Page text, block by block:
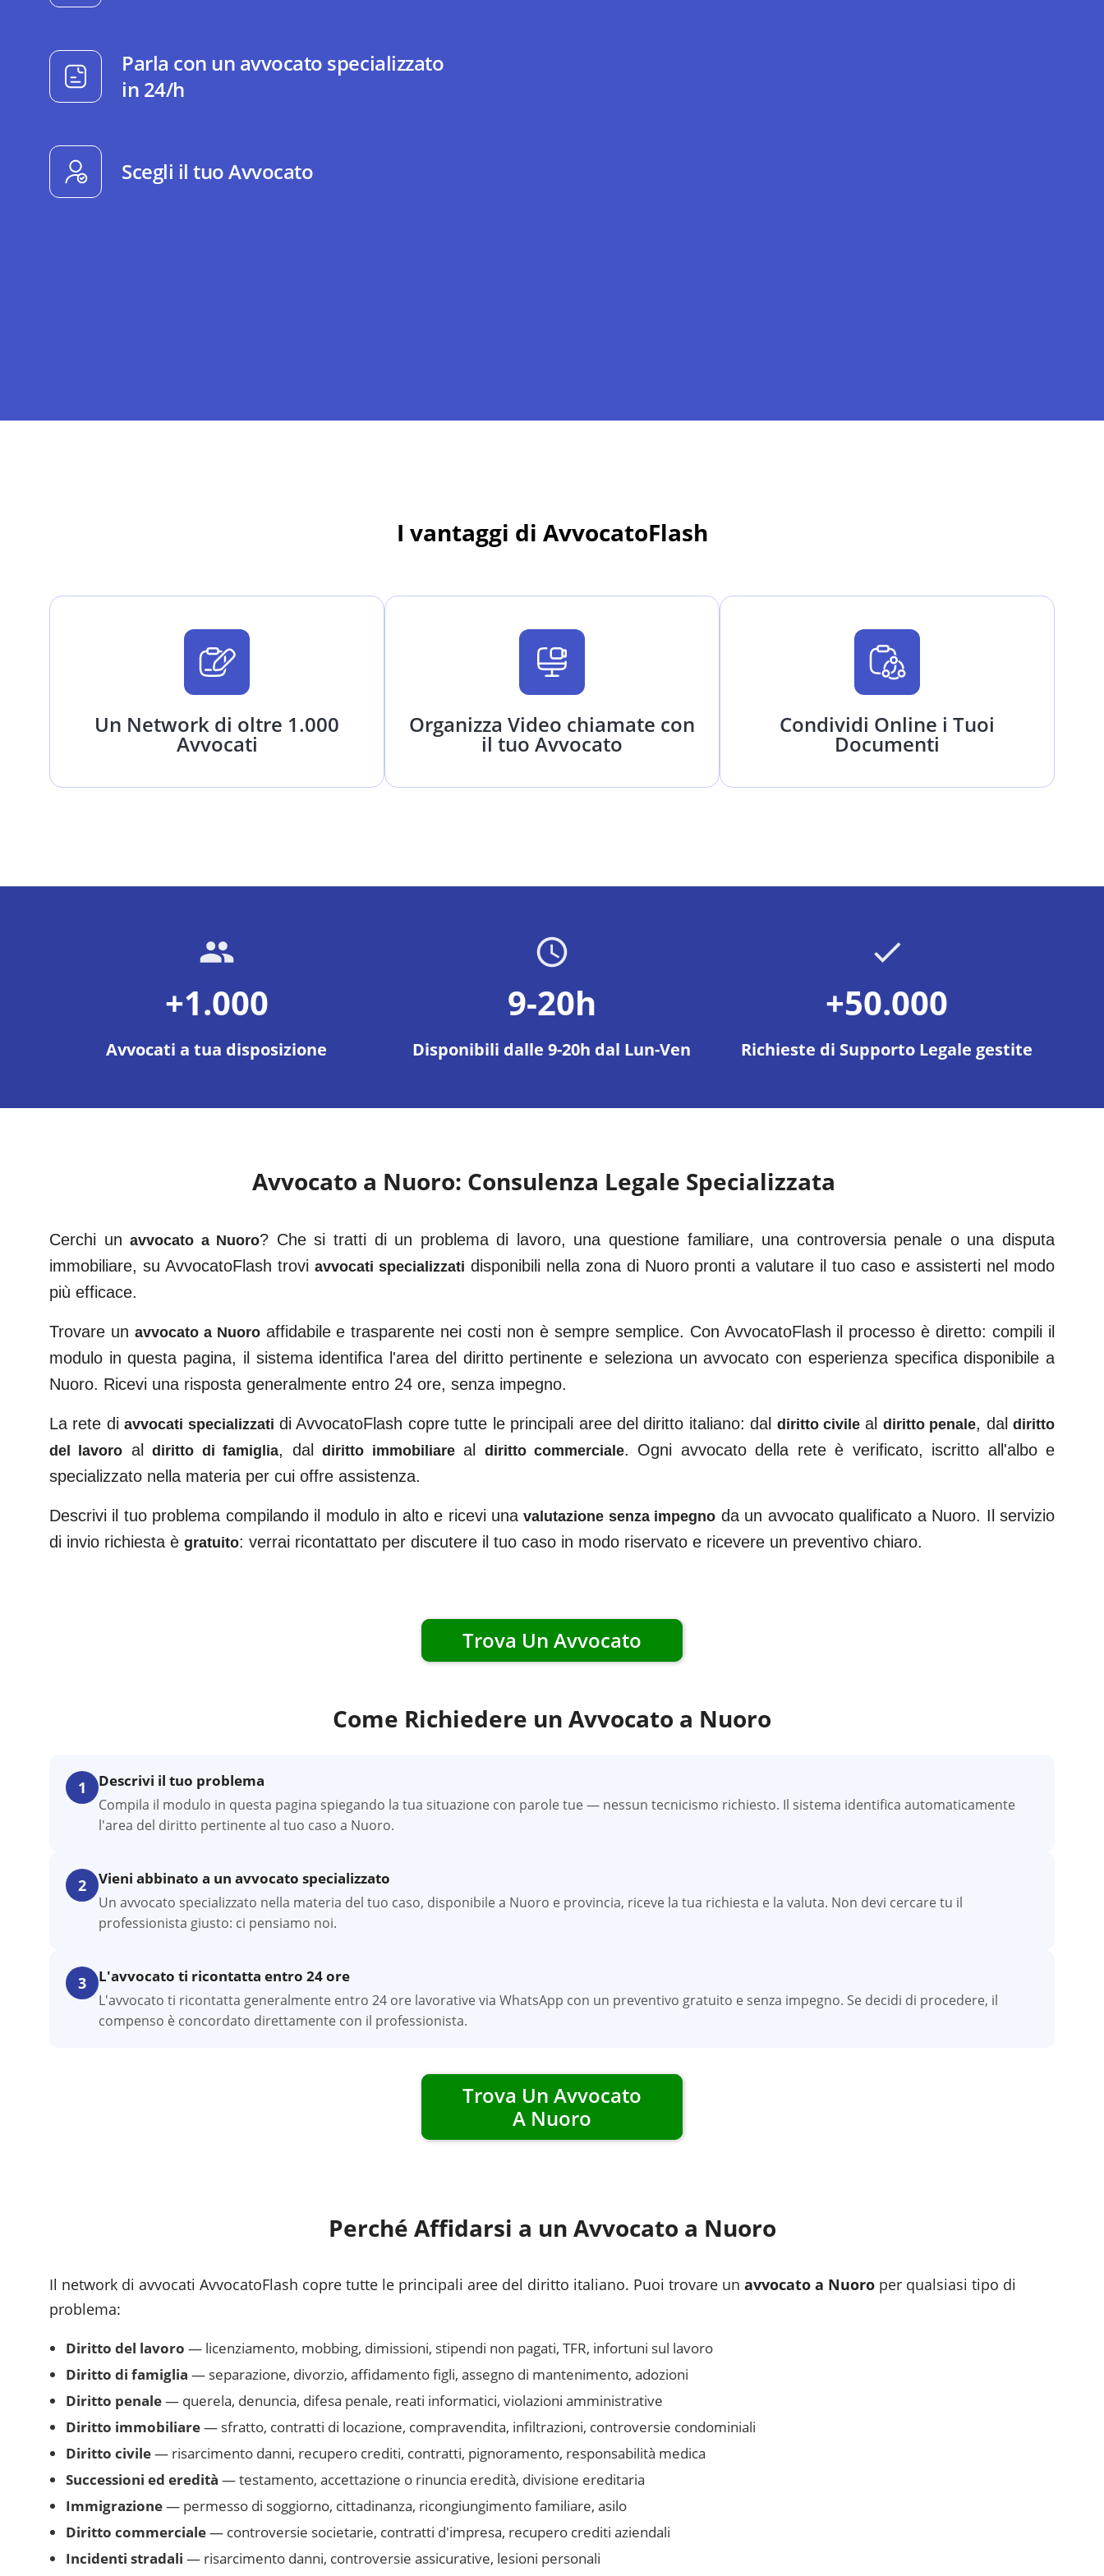
Parla con un avvocato specializzato
in 24/h
Scegli il tuo Avvocato
I vantaggi di AvvocatoFlash
Un Network di oltre 1.000
Avvocati
Organizza Video chiamate con
il tuo Avvocato
Condividi Online i Tuoi
Documenti
+1.000
Avvocati a tua disposizione
9-20h
Disponibili dalle 9-20h dal Lun-Ven
+50.000
Richieste di Supporto Legale gestite
Avvocato a Nuoro: Consulenza Legale Specializzata
Cerchi unavvocato a Nuoro? Che si tratti di un problema di lavoro, una questione familiare, una controversia penale o una disputa
immobiliare, su AvvocatoFlash trovi avvocati specializzati disponibili nella zona di Nuoropronti a valutare il tuo caso e assisterti nel modo
più efficace.
Trovare un avvocato a Nuoro affidabile e trasparente nei costi non è sempre semplice. Con AvvocatoFlash il processo è diretto: compili il
modulo in questa pagina, il sistema identifica l'area del diritto pertinente e seleziona un avvocato con esperienza specifica disponibile a
Nuoro. Ricevi una risposta generalmente entro 24 ore, senza impegno.
La rete diavvocati specializzati di AvvocatoFlash copre tutte le principali aree del diritto italiano: dal diritto civile al diritto penale, dal diritto
del lavoro al diritto di famiglia, dal diritto immobiliareal diritto commerciale. Ogni avvocato della rete è verificato, iscritto all'albo e
specializzato nella materia per cui offre assistenza.
Descrivi il tuo problema compilando il modulo in alto e ricevi unavalutazione senza impegno da un avvocato qualificato a Nuoro. Il servizio
di invio richiesta è gratuito: verrai ricontattato per discutere il tuo caso in modo riservato e ricevere un preventivo chiaro.
Trova Un Avvocato
Come Richiedere un Avvocato a Nuoro
1 Descrivi il tuo problema
Compila il modulo in questa pagina spiegando la tua situazione con parole tue — nessun tecnicismo richiesto. Il sistema identifica automaticamente
l'area del diritto pertinente al tuo caso a Nuoro.
2 Vieni abbinato a un avvocato specializzato
Un avvocato specializzato nella materia del tuo caso, disponibile a Nuoro e provincia, riceve la tua richiesta e la valuta. Non devi cercare tu il
professionista giusto: ci pensiamo noi.
3 L'avvocato ti ricontatta entro 24 ore
L'avvocato ti ricontatta generalmente entro 24 ore lavorative via WhatsApp con un preventivo gratuito e senza impegno. Se decidi di procedere, il
compenso è concordato direttamente con il professionista.
Trova Un Avvocato
A Nuoro
Perché Affidarsi a un Avvocato a Nuoro
Il network di avvocati AvvocatoFlash copre tutte le principali aree del diritto italiano. Puoi trovare un avvocato a Nuoro per qualsiasi tipo di
problema:
Diritto del lavoro — licenziamento, mobbing, dimissioni, stipendi non pagati, TFR, infortuni sul lavoro
Diritto di famiglia — separazione, divorzio, affidamento figli, assegno di mantenimento, adozioni
Diritto penale— querela, denuncia, difesa penale, reati informatici, violazioni amministrative
Diritto immobiliare— sfratto, contratti di locazione, compravendita, infiltrazioni, controversie condominiali
Diritto civile— risarcimento danni, recupero crediti, contratti, pignoramento, responsabilità medica
Successioni ed eredità — testamento, accettazione o rinuncia eredità, divisione ereditaria
Immigrazione— permesso di soggiorno, cittadinanza, ricongiungimento familiare, asilo
Diritto commerciale— controversie societarie, contratti d'impresa, recupero crediti aziendali
Incidenti stradali — risarcimento danni, controversie assicurative, lesioni personali